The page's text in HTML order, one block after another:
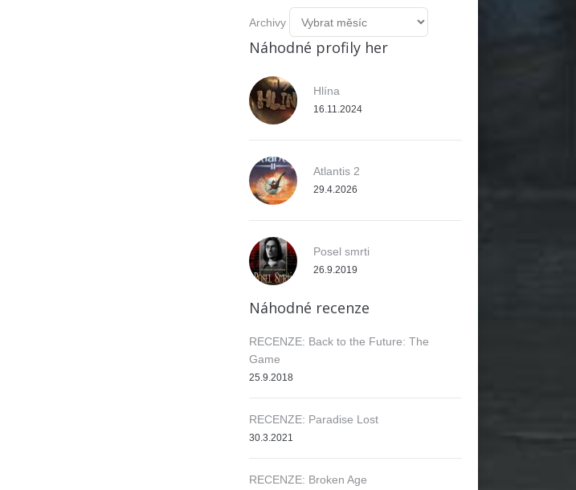
Archivy
Náhodné profily her
Hlína
16.11.2024
Atlantis 2
29.4.2026
Posel smrti
26.9.2019
Náhodné recenze
RECENZE: Back to the Future: The
Game
25.9.2018
RECENZE: Paradise Lost
30.3.2021
RECENZE: Broken Age